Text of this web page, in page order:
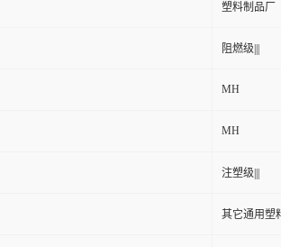
塑料制品厂
阻燃级|||
MH
MH
注塑级|||
其它通用塑